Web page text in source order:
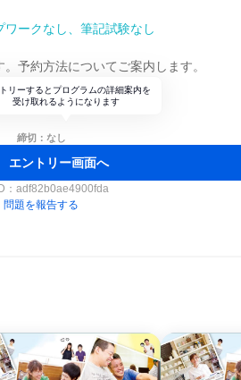
ークなし、筆記試験なし
予約方法についてご案内します。
リーするとプログラムの詳細案内を
受け取れるようになります
締切：なし
エントリー画面へ
： adf82b0ae4900fda
問題を報告する